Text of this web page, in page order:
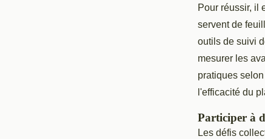
Pour réussir, il
servent de
outils de suivi
mesurer les
pratiques
l'efficacité du
Participer à
Les défis